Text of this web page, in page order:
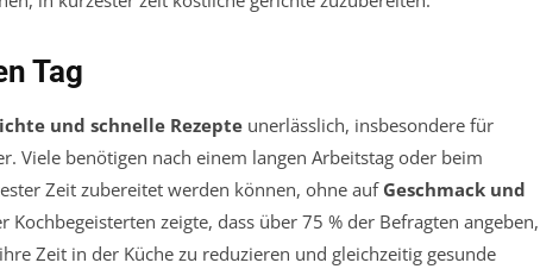
Tag
und schnelle Rezepte unerlässlich, insbesondere für
Viele benötigen nach einem langen Arbeitstag oder beim
Zeit zubereitet werden können, ohne auf Geschmack und
Kochbegeisterten zeigte, dass über 75 % der Befragten angeben,
Zeit in der Küche zu reduzieren und gleichzeitig gesunde